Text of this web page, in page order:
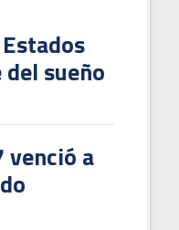
sueño
venció a